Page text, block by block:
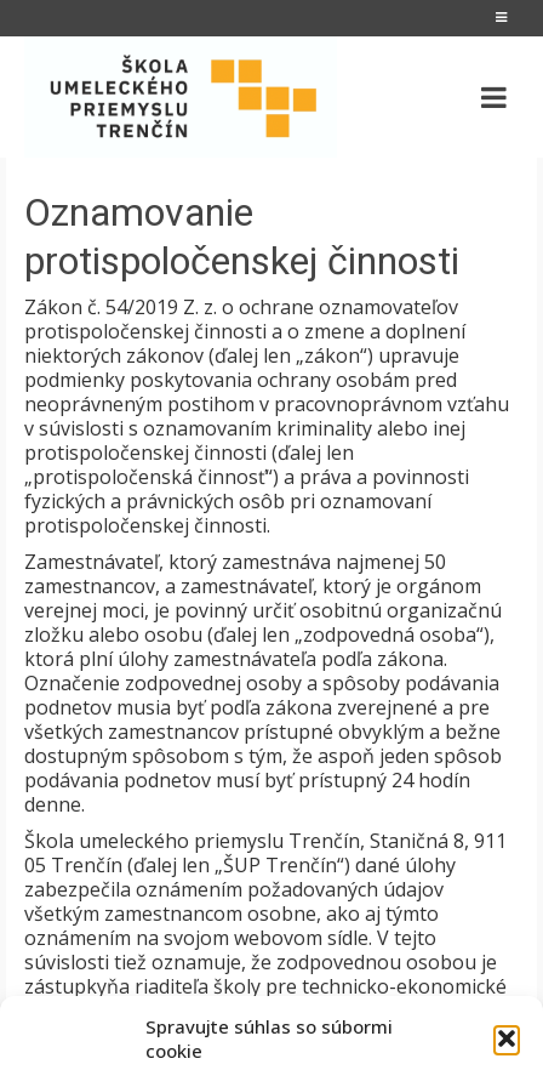
Spravujte súhlas so súbormi
cookie
Oznamovanie
protispoločenskej činnosti
Zákon č. 54/2019 Z. z. o ochrane oznamovateľov
protispoločenskej činnosti a o zmene a doplnení
niektorých zákonov (ďalej len „zákon“) upravuje
podmienky poskytovania ochrany osobám pred
neoprávneným postihom v pracovnoprávnom vzťahu
v súvislosti s oznamovaním kriminality alebo inej
protispoločenskej činnosti (ďalej len
„protispoločenská činnosť“) a práva a povinnosti
fyzických a právnických osôb pri oznamovaní
protispoločenskej činnosti.
Zamestnávateľ, ktorý zamestnáva najmenej 50
zamestnancov, a zamestnávateľ, ktorý je orgánom
verejnej moci, je povinný určiť osobitnú organizačnú
zložku alebo osobu (ďalej len „zodpovedná osoba“),
ktorá plní úlohy zamestnávateľa podľa zákona.
Označenie zodpovednej osoby a spôsoby podávania
podnetov musia byť podľa zákona zverejnené a pre
všetkých zamestnancov prístupné obvyklým a bežne
dostupným spôsobom s tým, že aspoň jeden spôsob
podávania podnetov musí byť prístupný 24 hodín
denne.
Škola umeleckého priemyslu Trenčín, Staničná 8, 911
05 Trenčín (ďalej len „ŠUP Trenčín“) dané úlohy
zabezpečila oznámením požadovaných údajov
všetkým zamestnancom osobne, ako aj týmto
oznámením na svojom webovom sídle. V tejto
súvislosti tiež oznamuje, že zodpovednou osobou je
zástupkyňa riaditeľa školy pre technicko-ekonomické
oprávneniami preverovať podnety zamestnancov
podľa zákona.